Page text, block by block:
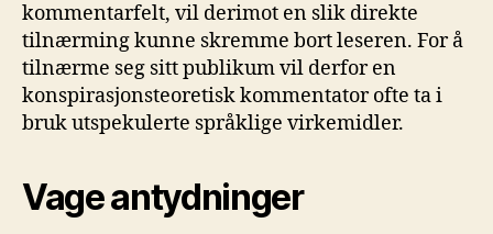
kommentarfelt, vil derimot en slik direkte
tilnærming kunne skremme bort leseren. For å
tilnærme seg sitt publikum vil derfor en
konspirasjonsteoretisk kommentator ofte ta i
bruk utspekulerte språklige virkemidler.
Vage antydninger